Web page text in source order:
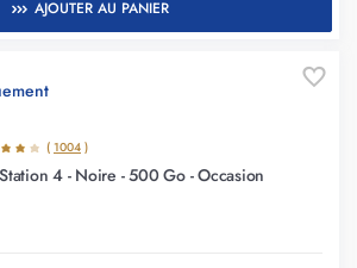
AJOUTER AU PANIER
( 1004 )
4 - Noire - 500 Go - Occasion